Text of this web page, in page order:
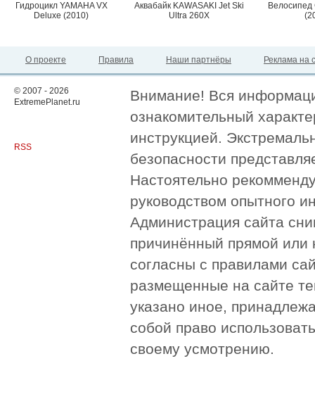
Гидроцикл YAMAHA VX
Deluxe (2010)
Аквабайк KAWASAKI Jet Ski
Ultra 260X
Велосипед
О проекте Правила Наши партнёры Реклама на
© 2007 - 2026
ExtremePlanet.ru
RSS
Внимание! Вся
ознакомительный
инструкцией.
безопасности
Настоятельно
руководством опытного
Администрация сайта
причинённый прямой или
согласны с правилами
размещенные на сайте
указано иное,
собой право
своему усмотрению.